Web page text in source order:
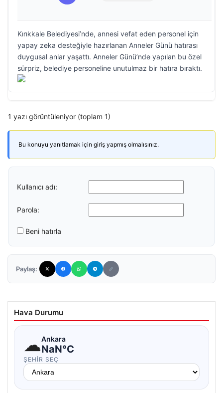
Kırıkkale Belediyesi’nde, annesi vefat eden personel için
yapay zeka desteğiyle hazırlanan Anneler Günü hatırası
duygusal anlar yaşattı. Anneler Günü’nde yapılan bu özel
sürpriz, belediye personeline unutulmaz bir hatıra bıraktı.
1 yazı görüntüleniyor (toplam 1)
Bu konuyu yanıtlamak için giriş yapmış olmalısınız.
Kullanıcı adı:
Parola:
Beni hatırla
Paylaş:
Hava Durumu
☁Ankara
NaN°C
ŞEHIR SEÇ